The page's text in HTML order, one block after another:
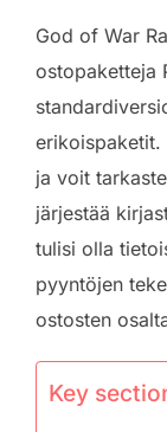
God of War
ostopaketteja
erikoispaketit.
ja voit
järjestää
tulisi olla
pyyntöjen
ostosten
Key